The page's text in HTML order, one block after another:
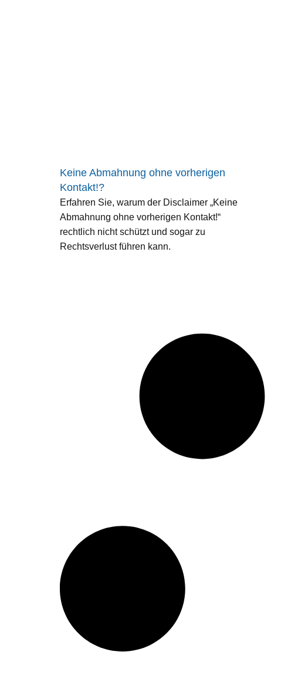
Keine Abmahnung ohne vorherigen
Kontakt!?
Erfahren Sie, warum der Disclaimer „Keine
Abmahnung ohne vorherigen Kontakt!“
rechtlich nicht schützt und sogar zu
Rechtsverlust führen kann.